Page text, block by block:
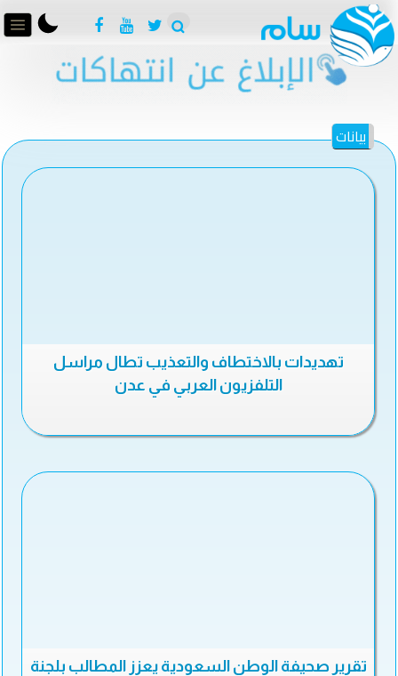
بيانات
تهديدات بالاختطاف والتعذيب تطال مراسل
التلفزيون العربي في عدن
تقرير صحيفة الوطن السعودية يعزز المطالب بلجنة